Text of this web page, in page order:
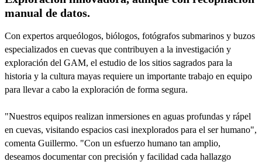
manual de datos.
Con expertos arqueólogos, biólogos, fotógrafos submarinos y buzos
especializados en cuevas que contribuyen a la investigación y
exploración del GAM, el estudio de los sitios sagrados para la
historia y la cultura mayas requiere un importante trabajo en equipo
para llevar a cabo la exploración de forma segura.
"Nuestros equipos realizan inmersiones en aguas profundas y rápel
en cuevas, visitando espacios casi inexplorados para el ser humano",
comenta Guillermo. "Con un esfuerzo humano tan amplio,
deseamos documentar con precisión y facilidad cada hallazgo